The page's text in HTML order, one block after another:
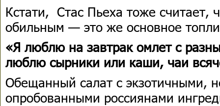
Кстати, Стас Пьеха тоже считает,
обильным — это же основное
«Я люблю на завтрак омлет с
люблю сырники или каши, чаи
Обещанный салат с экзотичными,
опробованными россиянами